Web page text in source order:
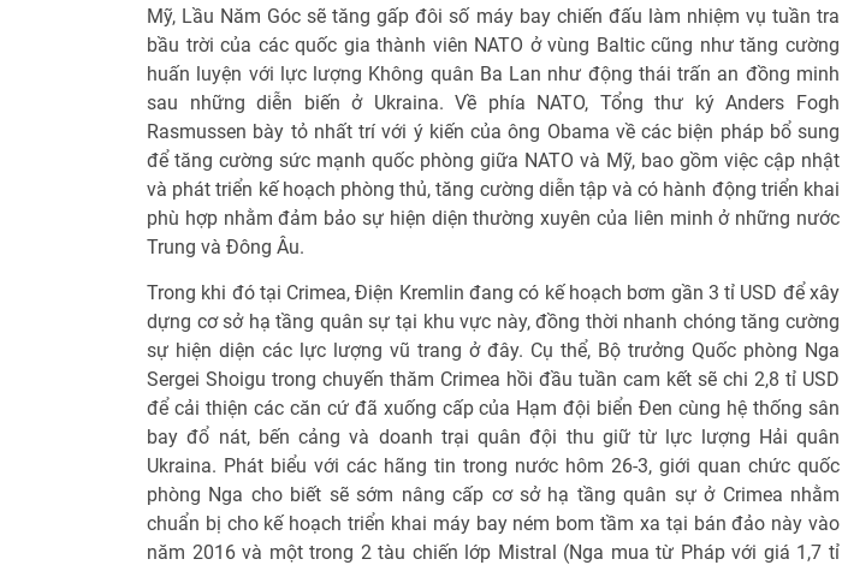
Mỹ, Lầu Năm Góc sẽ tăng gấp đôi số máy bay chiến đấu làm nhiệm vụ tuần tra
bầu trời của các quốc gia thành viên NATO ở vùng Baltic cũng như tăng cường
huấn luyện với lực lượng Không quân Ba Lan như động thái trấn an đồng minh
sau những diễn biến ở Ukraina. Về phía NATO, Tổng thư ký Anders Fogh
Rasmussen bày tỏ nhất trí với ý kiến của ông Obama về các biện pháp bổ sung
để tăng cường sức mạnh quốc phòng giữa NATO và Mỹ, bao gồm việc cập nhật
và phát triển kế hoạch phòng thủ, tăng cường diễn tập và có hành động triển khai
phù hợp nhằm đảm bảo sự hiện diện thường xuyên của liên minh ở những nước
Trung và Đông Âu.
Trong khi đó tại Crimea, Điện Kremlin đang có kế hoạch bơm gần 3 tỉ USD để xây
dựng cơ sở hạ tầng quân sự tại khu vực này, đồng thời nhanh chóng tăng cường
sự hiện diện các lực lượng vũ trang ở đây. Cụ thể, Bộ trưởng Quốc phòng Nga
Sergei Shoigu trong chuyến thăm Crimea hồi đầu tuần cam kết sẽ chi 2,8 tỉ USD
để cải thiện các căn cứ đã xuống cấp của Hạm đội biển Đen cùng hệ thống sân
bay đổ nát, bến cảng và doanh trại quân đội thu giữ từ lực lượng Hải quân
Ukraina. Phát biểu với các hãng tin trong nước hôm 26-3, giới quan chức quốc
phòng Nga cho biết sẽ sớm nâng cấp cơ sở hạ tầng quân sự ở Crimea nhằm
chuẩn bị cho kế hoạch triển khai máy bay ném bom tầm xa tại bán đảo này vào
năm 2016 và một trong 2 tàu chiến lớp Mistral (Nga mua từ Pháp với giá 1,7 tỉ